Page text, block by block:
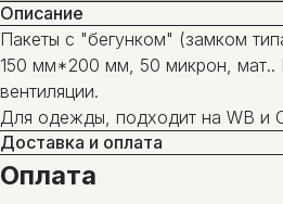
Описание
Пакеты с "бегунком" (замком
150 мм*200 мм, 50 микрон, мат..
вентиляции.
Для одежды, подходит на WB и
Доставка и оплата
Оплата